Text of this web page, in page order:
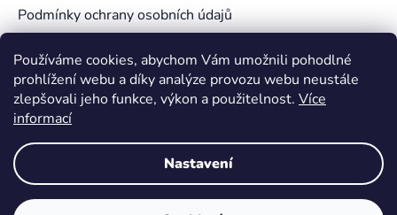
Používáme cookies, abychom Vám umožnili pohodlné
prohlížení webu a díky analýze provozu webu neustále
zlepšovali jeho funkce, výkon a použitelnost. Více
informací
Nastavení
Podmínky ochrany osobních údajů
Vyhledávání
HLEDAT